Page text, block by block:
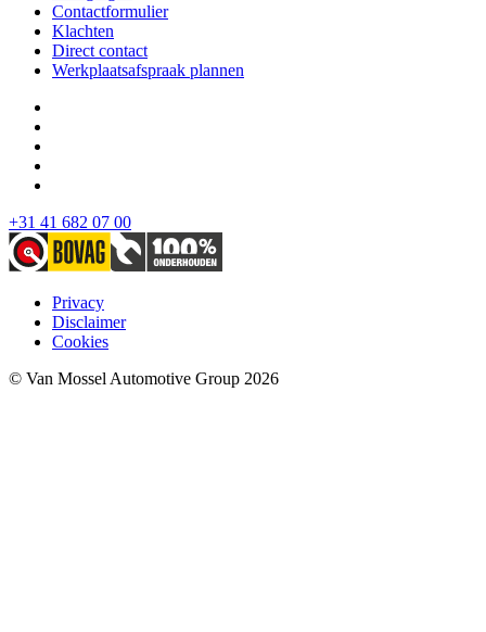
Contactformulier
Klachten
Direct contact
Werkplaatsafspraak plannen
+31 41 682 07 00
Privacy
Disclaimer
Cookies
© Van Mossel Automotive Group 2026